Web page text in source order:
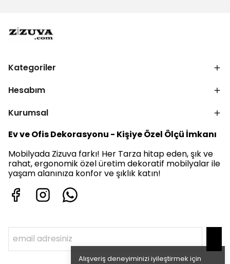
Alışveriş deneyiminizi iyileştirmek için
Kategoriler
Hesabım
Kurumsal
Ev ve Ofis Dekorasyonu - Kişiye Özel Ölçü İmkanı
Mobilyada Zizuva farkı! Her Tarza hitap eden, şık ve
rahat, ergonomik özel üretim dekoratif mobilyalar ile
yaşam alanınıza konfor ve şıklık katın!